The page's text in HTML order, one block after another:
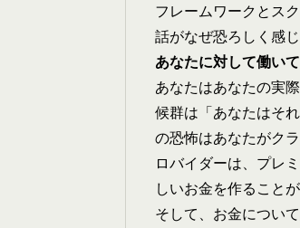
フレームワークとス
話がなぜ恐ろしく感
あなたに対して働い
あなたはあなたの実
候群は「あなたはそ
の恐怖はあなたがク
ロバイダーは、プレ
しいお金を作ること
そして、お金につい